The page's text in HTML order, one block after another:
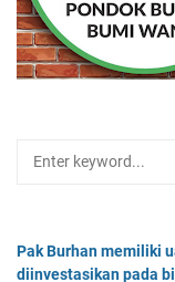
Pak Burhan memiliki
diinvestasikan pada